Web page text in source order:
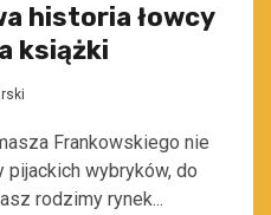
historia łowcy
książki
Frankowskiego nie
pijackich wybryków, do
rodzimy rynek...